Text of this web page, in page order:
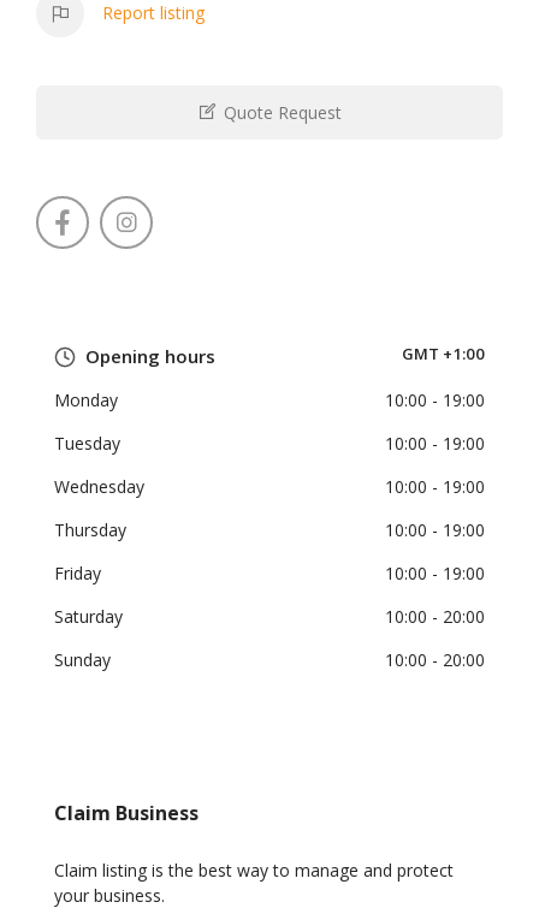
Report listing
Quote Request
Opening hours GMT +1:00
Monday 10:00 - 19:00
Tuesday
10:00 - 19:00
Wednesday
10:00 - 19:00
Thursday
10:00 - 19:00
Friday
10:00 - 19:00
Saturday
10:00 - 20:00
Sunday
10:00 - 20:00
Claim Business
Claim listing is the best way to manage and protect
your business.